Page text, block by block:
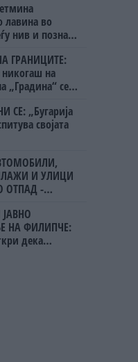
лавина во
нив и познат
ГРАНИЦИТЕ:
на
„Градина“ се
СЕ: „Бугарија
својата
И УЛИЦИ
ОТПАД -
кон Сеута
НА ФИЛИПЧЕ:
дека